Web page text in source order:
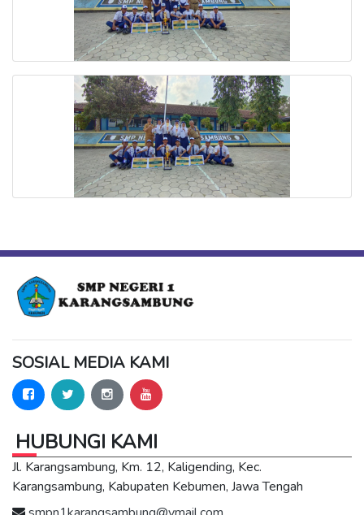
SOSIAL MEDIA KAMI
HUBUNGI KAMI
Jl. Karangsambung, Km. 12, Kaligending, Kec.
Karangsambung, Kabupaten Kebumen, Jawa Tengah